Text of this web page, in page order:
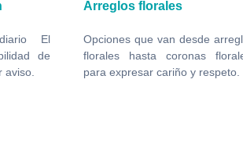
madera
querido
Servicio de traslado
familiares y quienes lo